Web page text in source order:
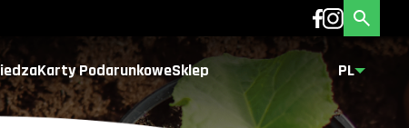
Karty PodarunkoweSklep PL